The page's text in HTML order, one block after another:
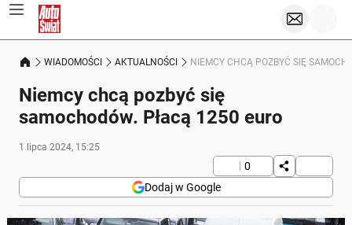
WIADOMOŚCI AKTUALNOŚCI NIEMCY CHCĄ POZBYĆ SIĘ
Niemcy chcą pozbyć się
samochodów. Płacą 1250 euro
1 lipca 2024, 15:25
0
Dodaj w Google